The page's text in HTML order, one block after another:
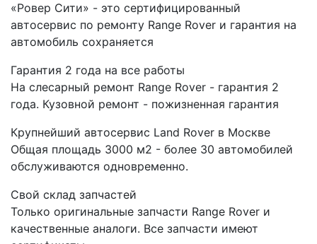
«Ровер Сити» - это сертифицированный
автосервис по ремонту Range Rover и гарантия на
автомобиль сохраняется
Гарантия 2 года на все работы
На слесарный ремонт Range Rover - гарантия 2
года. Кузовной ремонт - пожизненная гарантия
Крупнейший автосервис Land Rover в Москве
Общая площадь 3000 м2 - более 30 автомобилей
обслуживаются одновременно.
Свой склад запчастей
Только оригинальные запчасти Range Rover и
качественные аналоги. Все запчасти имеют